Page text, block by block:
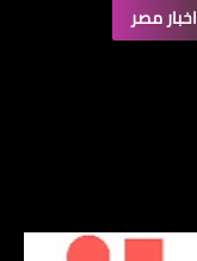
اخبار مصر